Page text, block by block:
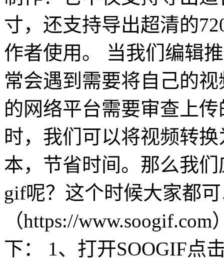
寸，还支持导出超清的
作者使用。 当我们编辑
常会遇到需要将自己的
的网络平台需要审查上
时，我们可以将视频转
本，节省时间。那么我
gif呢？这个时候大家都
（https://
下： 1、打开SOOGIF点